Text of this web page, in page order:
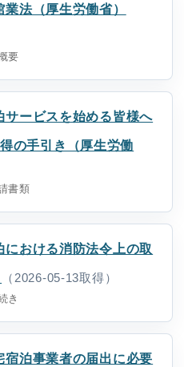
業法（厚生労働省）
要
サービスを始める皆様へ
の手引き（厚生労働
書類
における消防法令上の取
（2026-05-13取得）
き
宿泊事業者の届出に必要